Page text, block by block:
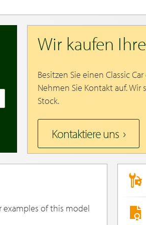
Wir kaufen
Besitzen Sie einen Classic
Nehmen Sie Kontakt auf.
Stock.
Kontaktiere uns
of this model